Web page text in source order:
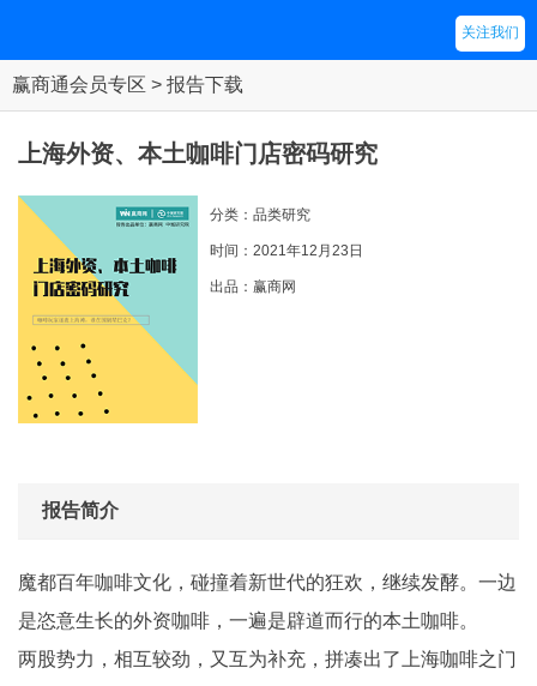
关注我们
赢商通会员专区 > 报告下载
上海外资、本土咖啡门店密码研究
分类：品类研究
时间：2021年12月23日
出品：赢商网
报告简介
魔都百年咖啡文化，碰撞着新世代的狂欢，继续发酵。一边
是恣意生长的外资咖啡，一遍是辟道而行的本土咖啡。
两股势力，相互较劲，又互为补充，拼凑出了上海咖啡之门